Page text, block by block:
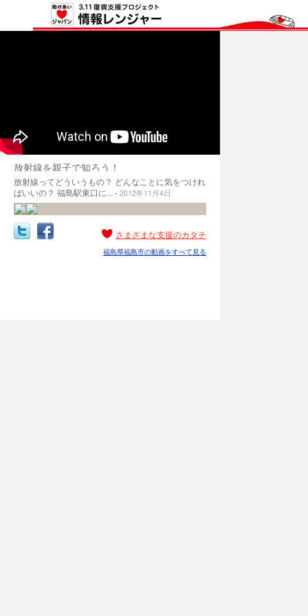
放射線を親子で知ろう！
放射線ってどういうもの？ どんなことに気をつけれ
ばいいの？ 福島駅東口に... - 2012年11月4日
さまざまな支援のカタチ
福島県福島市の動画をすべて見る